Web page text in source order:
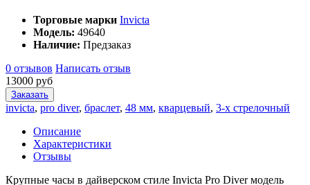
Торговые марки Invicta
Модель: 49640
Наличие: Предзаказ
0 отзывов Написать отзыв
13000 руб
Заказать
invicta, pro diver, браслет, 48 мм, кварцевый, 3-х стрелочный
Описание
Характеристики
Отзывы
Крупные часы в дайверском стиле Invicta Pro Diver модель